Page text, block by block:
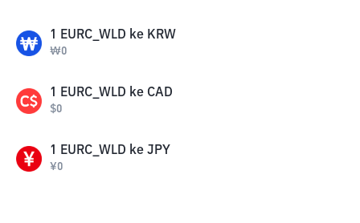
1 EURC_WLD ke KRW
₩0
1 EURC_WLD ke CAD
$0
1 EURC_WLD ke JPY
¥0